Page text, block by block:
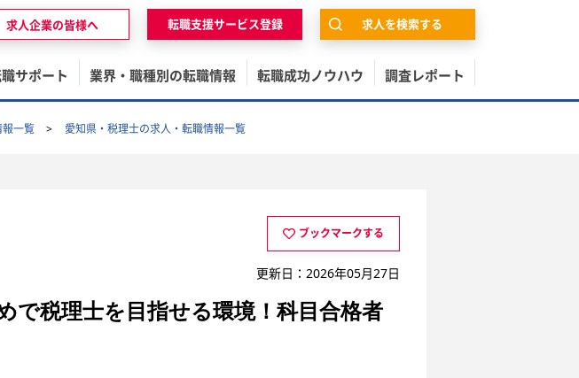
サポート 業界・職種別の転職情報 転職成功ノウハウ 調査レポート
求人企業の皆様へ 転職支援サービス登録 求人を検索する
一覧 愛知県・税理士の求人・転職情報一覧
ブックマークする
更新日：2026年05月27日
で税理士を目指せる環境！科目合格者